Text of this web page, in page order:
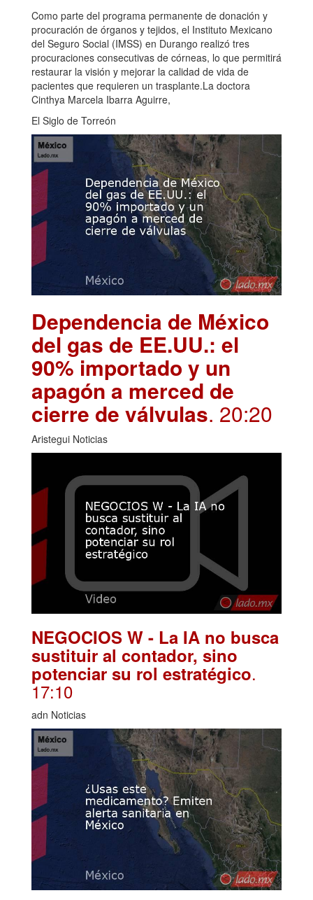
Como parte del programa permanente de donación y
procuración de órganos y tejidos, el Instituto Mexicano
del Seguro Social (IMSS) en Durango realizó tres
procuraciones consecutivas de córneas, lo que permitirá
restaurar la visión y mejorar la calidad de vida de
pacientes que requieren un trasplante.La doctora
Cinthya Marcela Ibarra Aguirre,
El Siglo de Torreón
Dependencia de México
del gas de EE.UU.: el
90% importado y un
apagón a merced de
cierre de válvulas. 20:20
Aristegui Noticias
NEGOCIOS W - La IA no busca
sustituir al contador, sino
potenciar su rol estratégico.
17:10
adn Noticias